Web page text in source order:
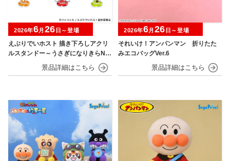
えぶりでいホスト 描き下ろしアクリ
ルスタンドー～うさぎになりきらNIG
2026年6月 26 日～登場
それいけ！アンパンマン 折りたた
みエコバッグVer.6
2026年6月 26 日～登場